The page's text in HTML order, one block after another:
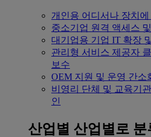
개인용 어디서나 장치
중소기업 원격 액세스
대기업용 기업 IT 확장
관리형 서비스 제공자
보수
OEM 지원 및 운영 간소
비영리 단체 및 교육기관
인
산업별 산업별로 분